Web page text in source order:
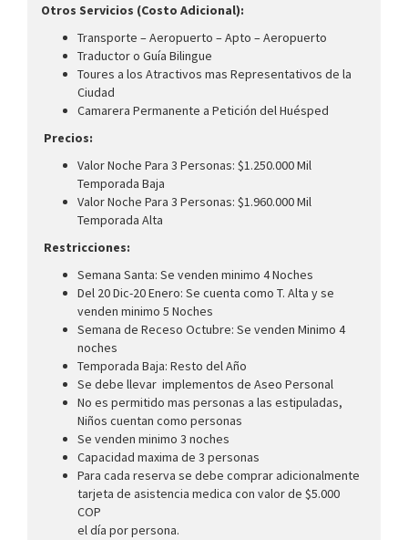
Otros Servicios (Costo Adicional):
Transporte – Aeropuerto – Apto – Aeropuerto
Traductor o Guía Bilingue
Toures a los Atractivos mas Representativos de la
Ciudad
Camarera Permanente a Petición del Huésped
Precios:
Valor Noche Para 3 Personas: $1.250.000 Mil
Temporada Baja
Valor Noche Para 3 Personas: $1.960.000 Mil
Temporada Alta
Restricciones:
Semana Santa: Se venden minimo 4 Noches
Del 20 Dic-20 Enero: Se cuenta como T. Alta y se
venden minimo 5 Noches
Semana de Receso Octubre: Se venden Minimo 4
noches
Temporada Baja: Resto del Año
Se debe llevar implementos de Aseo Personal
No es permitido mas personas a las estipuladas,
Niños cuentan como personas
Se venden minimo 3 noches
Capacidad maxima de 3 personas
Para cada reserva se debe comprar adicionalmente
tarjeta de asistencia medica con valor de $5.000
COP
el día por persona.